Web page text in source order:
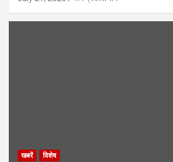
खबरें विशेष